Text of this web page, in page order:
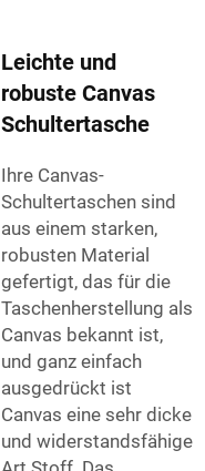
Leichte und
robuste Canvas
Schultertasche
Ihre Canvas-
Schultertaschen sind
aus einem starken,
robusten Material
gefertigt, das für die
Taschenherstellung als
Canvas bekannt ist,
und ganz einfach
ausgedrückt ist
Canvas eine sehr dicke
und widerstandsfähige